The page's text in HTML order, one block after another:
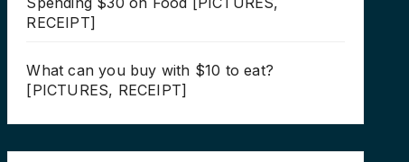
RECEIPT]
What can you buy with $10 to eat?
[PICTURES, RECEIPT]